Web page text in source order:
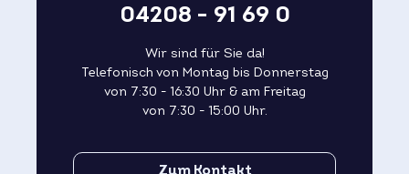
04208 - 91 69 0
Wir sind für Sie da!
Telefonisch von Montag bis Donnerstag
von 7:30 - 16:30 Uhr & am Freitag
von 7:30 - 15:00 Uhr.
Zum Kontakt